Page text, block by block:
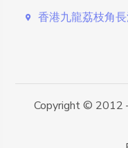
香港九龍荔枝角
Copyright © 2012